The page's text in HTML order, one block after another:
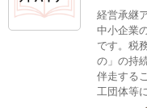
経営承継
中小企業
です。税
の」の持
伴走する
工団体等